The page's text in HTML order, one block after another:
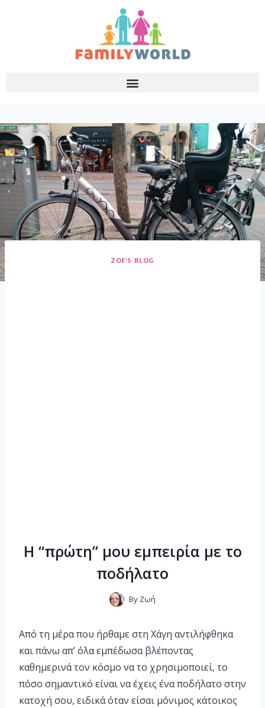
ZOE'S BLOG
Η “πρώτη” μου εμπειρία με το
ποδήλατο
By Ζωή
Από τη μέρα που ήρθαμε στη Χάγη αντιλήφθηκα
και πάνω απ’ όλα εμπέδωσα βλέποντας
καθημερινά τον κόσμο να το χρησιμοποιεί, το
πόσο σημαντικό είναι να έχεις ένα ποδήλατο στην
κατοχή σου, ειδικά όταν είσαι μόνιμος κάτοικος